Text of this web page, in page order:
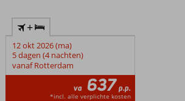
+
12 okt 2026 (ma)
5 dagen (4 nachten)
vanaf Rotterdam
va 637 p.p.
*incl. alle verplichte kosten